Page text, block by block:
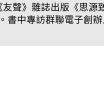
聲》雜誌出版《思源
書中專訪群聯電子創辦